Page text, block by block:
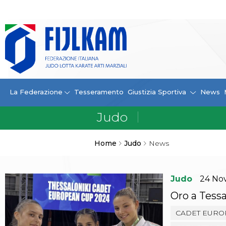
La Federazione Tesseramento Giustizia Sportiva News
Home Judo News
La Federazione
La FIJLKAM
Organigramma
Storia
Campioni di tutti i tempi
News
Comunicazioni Federali
Convenzioni
Tecnici
Ufficiali di Gara
Antidoping e tutela sanitaria
Tesseramento
Contatti
Judo 24
Oro a
CADET